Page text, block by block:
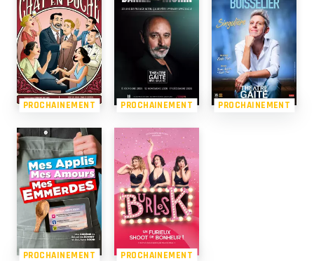
PROCHAINEMENT PROCHAINEMENT PROCHAINEMENT
PROCHAINEMENT PROCHAINEMENT